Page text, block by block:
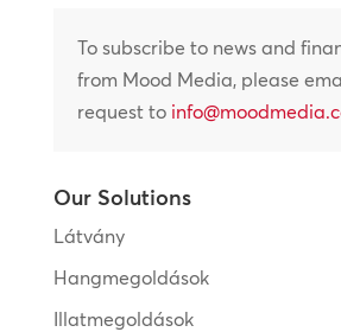
To subscribe to news and
from Mood Media, please
request to
Our Solutions
Látvány
Hangmegoldások
Illatmegoldások